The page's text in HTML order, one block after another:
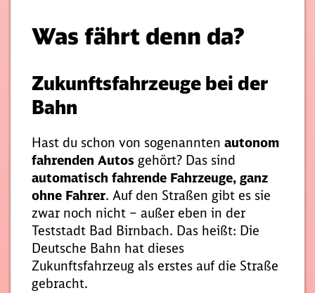
Was fährt denn da?
Zukunftsfahrzeuge bei der
Bahn
Hast du schon von sogenannten autonom
fahrenden Autos gehört? Das sind
automatisch fahrende Fahrzeuge, ganz
ohne Fahrer. Auf den Straßen gibt es sie
zwar noch nicht – außer eben in der
Teststadt Bad Birnbach. Das heißt: Die
Deutsche Bahn hat dieses
Zukunftsfahrzeug als erstes auf die Straße
gebracht.